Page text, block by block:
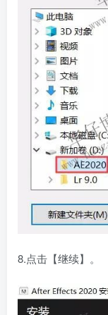
8.点击【继续】。